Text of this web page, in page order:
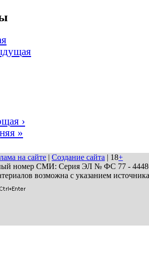
›
»
на сайте | Создание сайта | 18+
номер СМИ: Серия ЭЛ № ФС 77 - 44486
возможна с указанием